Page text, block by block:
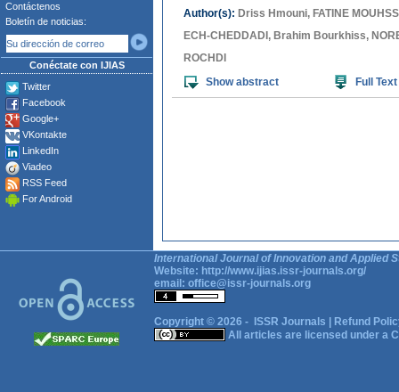
Contáctenos
Boletín de noticias:
Conéctate con IJIAS
Twitter
Facebook
Google+
VKontakte
LinkedIn
Viadeo
RSS Feed
For Android
Author(s): Driss Hmouni, FATINE
ECH-CHEDDADI , Brahim Bourkhiss,
ROCHDI
Show abstract
Full Text
International Journal of Innovation and Applied
Website: http://www.ijias.issr-journals.org/
email: office@issr-journals.org
Copyright © 2026 - ISSR Journals
Refund
All articles are licensed under a